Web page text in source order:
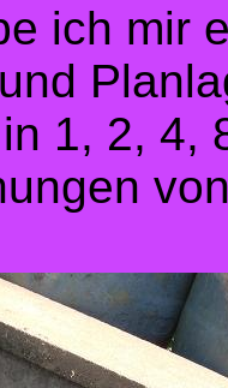
ich mir
1, 2, 4,